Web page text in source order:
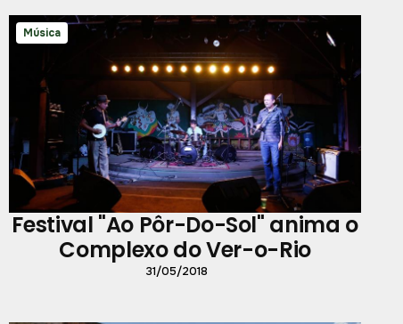
Música
Festival "Ao Pôr-Do-Sol" anima o
Complexo do Ver-o-Rio
31/05/2018